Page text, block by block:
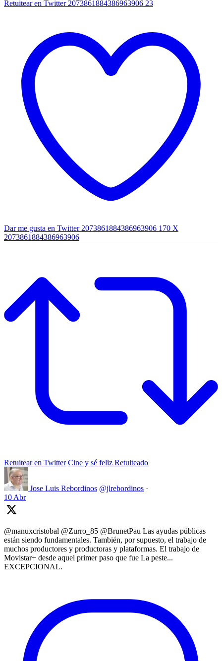
Retuitear en Twitter 2073861884386963906 23
Dar me gusta en Twitter 2073861884386963906 170 X
2073861884386963906
Retuitear en Twitter Cine y sé feliz Retuiteado
Jose Luis Rebordinos @jlrebordinos ·
10 Abr
@manuxcristobal @Zurro_85 @BrunetPau Las ayudas públicas
están siendo fundamentales. También, por supuesto, el trabajo de
muchos productores y productoras y plataformas. El trabajo de
Movistar+ desde aquel primer paso que fue La peste...
EXCEPCIONAL.